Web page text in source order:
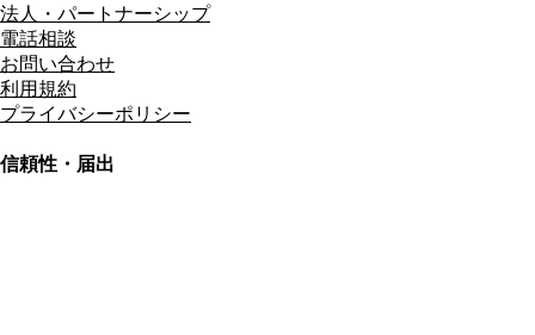
法人・パートナーシップ
電話相談
お問い合わせ
利用規約
プライバシーポリシー
信頼性・届出